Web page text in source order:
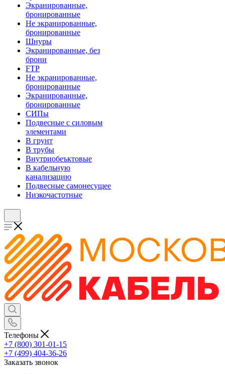
Экранированные,
бронированные
Не экранированные,
бронированные
Шнуры
Экранированные, без
брони
FTP
Не экранированные,
бронированные
Экранированные,
бронированные
СИПы
Подвесные с силовым
элементами
В грунт
В трубы
Внутриобеъктовые
В кабельную
канализацию
Подвесные самонесущее
Низкочастотные
Телефоны
+7 (800) 301-01-15
+7 (499) 404-36-26
Заказать звонок